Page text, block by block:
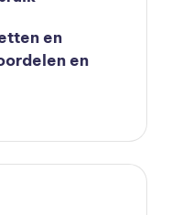
en
en